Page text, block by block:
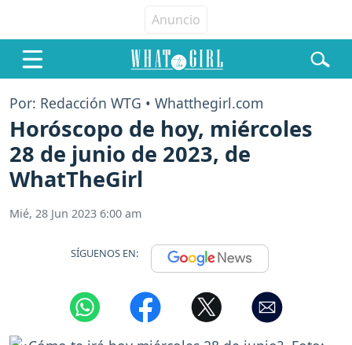
Por: Redacción WTG • Whatthegirl.com
Horóscopo de hoy, miércoles
28 de junio de 2023, de
WhatTheGirl
Mié, 28 Jun 2023 6:00 am
SÍGUENOS EN: